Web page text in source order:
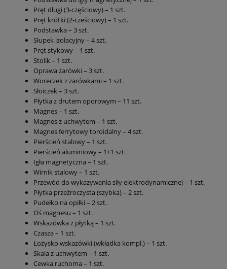
Pręt długi (3-częściowy) – 1 szt.
Pręt krótki (2-cześciowy) – 1 szt.
Podstawka – 3 szt.
Słupek izolacyjny – 4 szt.
Pręt stykowy – 1 szt.
Stolik – 1 szt.
Oprawa żarówki – 3 szt.
Woreczek z żarówkami – 1 szt.
Słoiczek – 3 szt.
Płytka z drutem oporowym – 11 szt.
Magnes – 1 szt.
Magnes z uchwytem – 1 szt.
Magnes ferrytowy toroidalny – 4 szt.
Pierścień stalowy – 1 szt.
Pierścień aluminiowy – 1+1 szt.
Igła magnetyczna – 1 szt.
Wirnik stalowy – 1 szt.
Przewód do wykazywania siły elektrodynamicznej – 1 szt.
Płytka przeźroczysta (szybka) – 2 szt.
Pudełko na opiłki – 2 szt.
Oś magnesu – 1 szt.
Wskazówka z płytką – 1 szt.
Czasza – 1 szt.
Łożysko wskazówki (wkładka kompl.) – 1 szt.
Skala z uchwytem – 1 szt.
Cewka ruchoma – 1 szt.